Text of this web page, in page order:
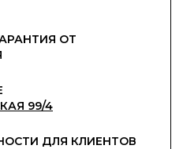
ОТ
99/4
ДЛЯ КЛИЕНТОВ